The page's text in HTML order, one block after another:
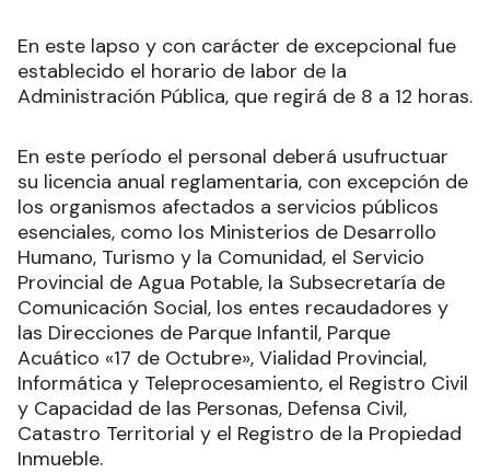
En este lapso y con carácter de excepcional fue
establecido el horario de labor de la
Administración Pública, que regirá de 8 a 12 horas.
En este período el personal deberá usufructuar
su licencia anual reglamentaria, con excepción de
los organismos afectados a servicios públicos
esenciales, como los Ministerios de Desarrollo
Humano, Turismo y la Comunidad, el Servicio
Provincial de Agua Potable, la Subsecretaría de
Comunicación Social, los entes recaudadores y
las Direcciones de Parque Infantil, Parque
Acuático «17 de Octubre», Vialidad Provincial,
Informática y Teleprocesamiento, el Registro Civil
y Capacidad de las Personas, Defensa Civil,
Catastro Territorial y el Registro de la Propiedad
Inmueble.